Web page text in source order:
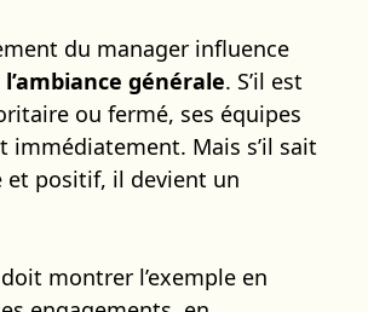
du manager influence
l’ambiance générale. S’il est
ou fermé, ses équipes
immédiatement. Mais s’il sait
et positif, il devient un
montrer l’exemple en